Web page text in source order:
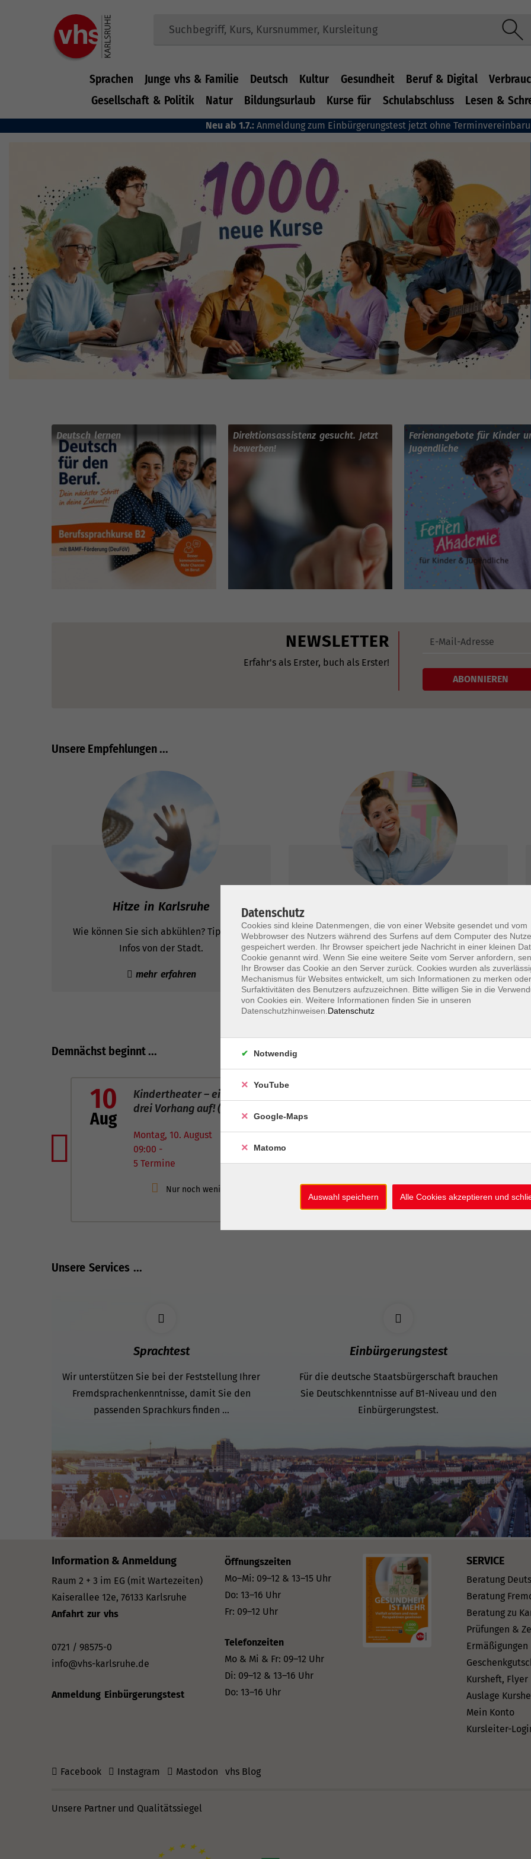
Sprachen Junge vhs & Familie Deutsch Kultur Gesundheit Beruf & Digital
Gesellschaft & Politik
Natur Bildungsurlaub Kurse für Schulabschluss Lesen &
Neu ab 1.7.: Anmeldung zum Einbürgerungstest jetzt ohne
Deutsch lernen
Direktionsassistenz gesucht. Jetzt
bewerben!
Ferienangebote für Kinder
Jugendliche
NEWSLETTER
Erfahr's als Erster, buch als Erster!
ABONNIEREN
Unsere Empfehlungen ...
Hitze in Karlsruhe
Wie können Sie sich abkühlen? Tipps und
Infos von der Stadt.
mehr erfahren
Wir beraten Sie kostenlos, umfassend und
neutral.
mehr erfahren
Demnächst beginnt ...
Träum weiter - schreib dich
glücklich (9-14 J.)
Montag, 10. August
10
Aug
Montag, 10. August
5 Termine
17
Unsere Services ...
Sprachtest
Wir unterstützen Sie bei der Feststellung Ihrer
Fremdsprachenkenntnisse, damit Sie den
passenden Sprachkurs finden ...
Einbürgerungstest
Für die deutsche Staatsbürgerschaft brauchen
Sie Deutschkenntnisse auf B1-Niveau und den
Einbürgerungstest.
Information & Anmeldung
Raum 2 + 3 im EG (mit Wartezeiten)
Kaiserallee 12e, 76133 Karlsruhe
Anfahrt zur vhs
0721 / 98575-0
info@vhs-karlsruhe.de
Anmeldung Einbürgerungstest
Öffnungszeiten
Mo–Mi: 09–12 & 13–15 Uhr
Do: 13–16 Uhr
Fr: 09–12 Uhr
Telefonzeiten
Mo & Mi & Fr: 09–12 Uhr
Di: 09–12 & 13–16 Uhr
Do: 13–16 Uhr
Facebook Instagram Mastodon vhs Blog
SERVICE
Beratung
Beratung
Beratung zu
Prüfungen &
Ermäßigungen
Kursheft, Flyer
Auslage
Mein Konto
Kursleiter-
Unsere Partner und Qualitätssiegel
Datenschutz
Cookies sind kleine Datenmengen, die von einer Website gesendet und vom
Webbrowser des Nutzers während des Surfens auf dem Computer des
gespeichert werden. Ihr Browser speichert jede Nachricht in einer kleinen
Cookie genannt wird. Wenn Sie eine weitere Seite vom Server anfordern,
Ihr Browser das Cookie an den Server zurück. Cookies wurden als
Mechanismus für Websites entwickelt, um sich Informationen zu merken
Surfaktivitäten des Benutzers aufzuzeichnen. Bitte willigen Sie in die
von Cookies ein. Weitere Informationen finden Sie in unseren
Datenschutzhinweisen. Datenschutz
Notwendig
YouTube
Google-Maps
Matomo
Auswahl speichern Alle Cookies akzeptieren und